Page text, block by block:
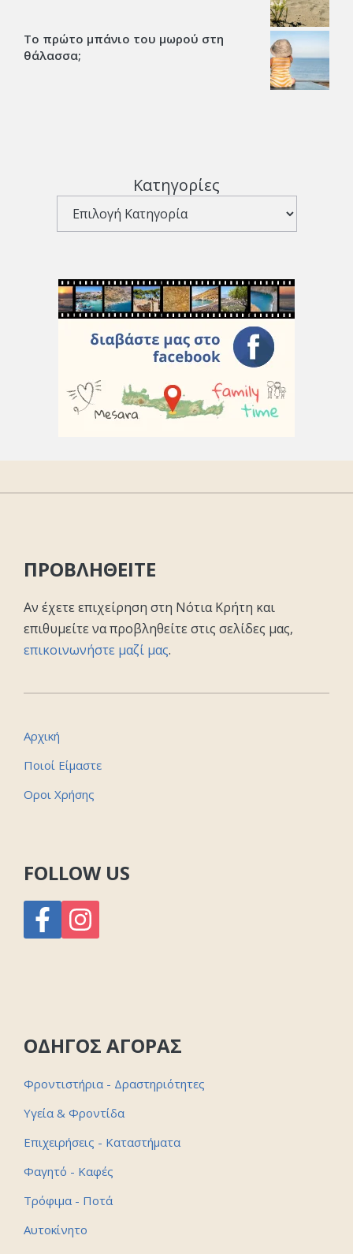
Το πρώτο μπάνιο του μωρού στη
θάλασσα;
Κατηγορίες
ΠΡΟΒΛΗΘΕΙΤΕ
Αν έχετε επιχείρηση στη Νότια Κρήτη και
επιθυμείτε να προβληθείτε στις σελίδες μας,
επικοινωνήστε μαζί μας.
Αρχική
Ποιοί Είμαστε
Οροι Χρήσης
FOLLOW US
ΟΔΗΓΟΣ ΑΓΟΡΑΣ
Φροντιστήρια - Δραστηριότητες
Υγεία & Φροντίδα
Επιχειρήσεις - Καταστήματα
Φαγητό - Καφές
Τρόφιμα - Ποτά
Αυτοκίνητο